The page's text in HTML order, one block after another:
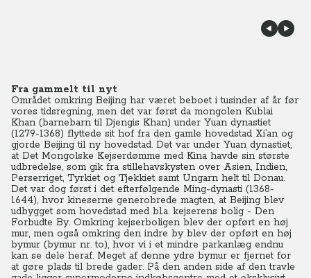
Fra gammelt til nyt
Området omkring Beijing har været beboet i tusinder af år før
vores tidsregning, men det var først da mongolen Kublai
Khan (barnebarn til Djengis Khan) under Yuan dynastiet
(1279-1368) flyttede sit hof fra den gamle hovedstad Xi’an og
gjorde Beijing til ny hovedstad. Det var under Yuan dynastiet,
at Det Mongolske Kejserdømme med Kina havde sin største
udbredelse, som gik fra stillehavskysten over Asien, Indien,
Perserriget, Tyrkiet og Tjekkiet samt Ungarn helt til Donau.
Det var dog først i det efterfølgende Ming-dynasti (1368-
1644), hvor kineserne generobrede magten, at Beijing blev
udbygget som hovedstad med bl.a. kejserens bolig - Den
Forbudte By. Omkring kejserboligen blev der opført en høj
mur, men også omkring den indre by blev der opført en høj
bymur (bymur nr. to), hvor vi i et mindre parkanlæg endnu
kan se dele heraf. Meget af denne ydre bymur er fjernet for
at gøre plads til brede gader. På den anden side af den travle